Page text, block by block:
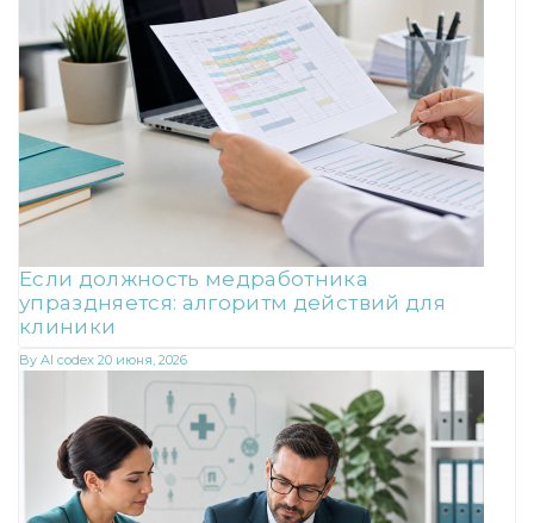
Если должность медработника
упраздняется: алгоритм действий для
клиники
By AI codex 20 июня, 2026